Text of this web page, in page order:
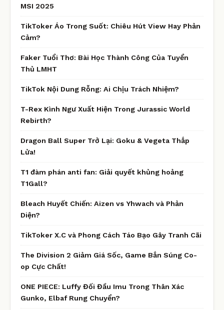
MSI 2025
TikToker Áo Trong Suốt: Chiêu Hút View Hay Phản
Cảm?
Faker Tuổi Thơ: Bài Học Thành Công Của Tuyển
Thủ LMHT
TikTok Nội Dung Rỗng: Ai Chịu Trách Nhiệm?
T-Rex Kình Ngư Xuất Hiện Trong Jurassic World
Rebirth?
Dragon Ball Super Trở Lại: Goku & Vegeta Thắp
Lửa!
T1 đàm phán anti fan: Giải quyết khủng hoảng
T1Gall?
Bleach Huyết Chiến: Aizen vs Yhwach và Phản
Diện?
TikToker X.C và Phong Cách Táo Bạo Gây Tranh Cãi
The Division 2 Giảm Giá Sốc, Game Bắn Súng Co-
op Cực Chất!
ONE PIECE: Luffy Đối Đầu Imu Trong Thân Xác
Gunko, Elbaf Rung Chuyển?